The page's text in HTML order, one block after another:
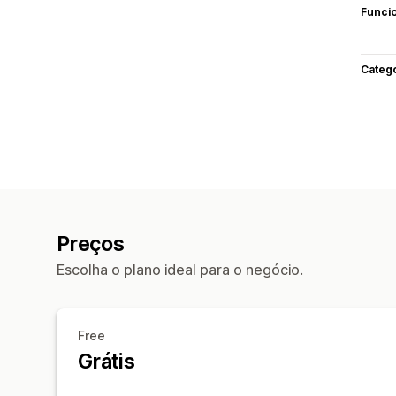
Preços
Escolha o plano ideal para o negócio.
Free
Grátis